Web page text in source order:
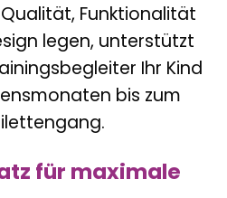
Funktionalität
legen, unterstützt
Ihr Kind
bis zum
für maximale